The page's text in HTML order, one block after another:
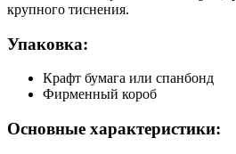
крупного тиснения.
Упаковка:
Крафт бумага или спанбонд
Фирменный короб
Основные характеристики: